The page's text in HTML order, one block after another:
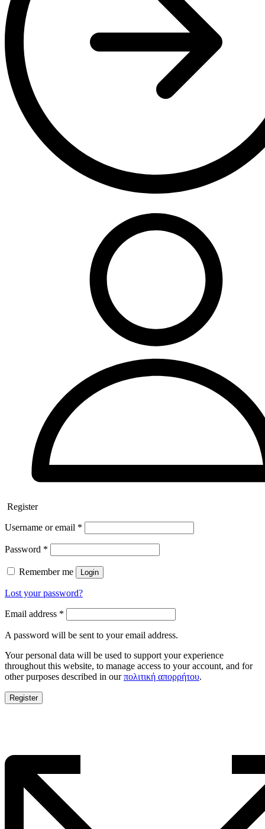
Register
Username or email *
Password *
Remember me Login
Lost your password?
Email address *
A password will be sent to your email address.
Your personal data will be used to support your experience
throughout this website, to manage access to your account, and for
other purposes described in ourπολιτική απορρήτου.
Register